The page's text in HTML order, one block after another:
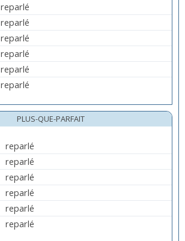
reparlé
reparlé
reparlé
reparlé
reparlé
reparlé
PLUS-QUE-PARFAIT
reparlé
reparlé
reparlé
reparlé
reparlé
reparlé